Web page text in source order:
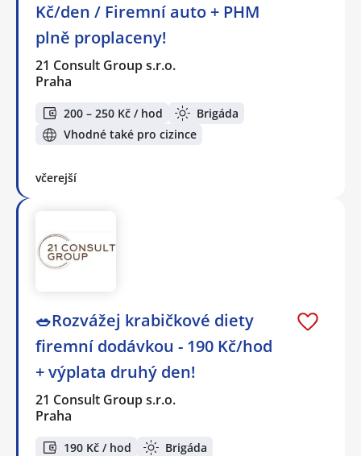
Kč/den / Firemní auto + PHM
plně proplaceny!
21 Consult Group s.r.o.
Praha
200 – 250 Kč / hod
Brigáda
Vhodné také pro cizince
včerejší
🥗Rozvážej krabičkové diety
firemní dodávkou - 190 Kč/hod
+ výplata druhý den!
21 Consult Group s.r.o.
Praha
190 Kč / hod
Brigáda